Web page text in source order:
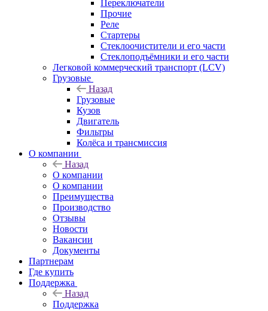
Переключатели
Прочие
Реле
Стартеры
Стеклоочистители и его части
Стеклоподъёмники и его части
Легковой коммерческий транспорт (LCV)
Грузовые
Назад
Грузовые
Кузов
Двигатель
Фильтры
Колёса и трансмиссия
О компании
Назад
О компании
О компании
Преимущества
Производство
Отзывы
Новости
Вакансии
Документы
Партнерам
Где купить
Поддержка
Назад
Поддержка